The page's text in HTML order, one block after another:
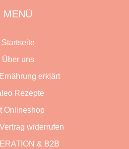
MENÜ
Startseite
Über uns
erklärt
Rezepte
Onlineshop
widerrufen
& B2B